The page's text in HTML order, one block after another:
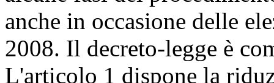
anche in occasione delle
2008. Il decreto-legge è
L'articolo 1 dispone la